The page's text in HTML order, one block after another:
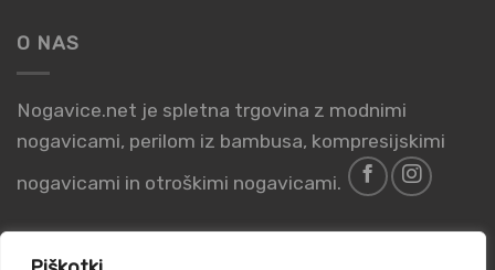
O NAS
Nogavice.net je spletna trgovina z modnimi
nogavicami, perilom iz bambusa, kompresijskimi
nogavicami in otroškimi nogavicami.